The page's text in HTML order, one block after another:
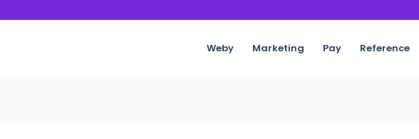
Weby Marketing Pay Reference